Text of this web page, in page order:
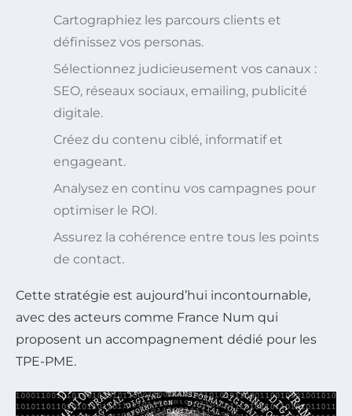
Cartographiez les parcours clients et
définissez vos personas.
Sélectionnez judicieusement vos canaux :
SEO, réseaux sociaux, emailing, publicité
digitale.
Créez du contenu ciblé, informatif et
engageant.
Analysez en continu vos campagnes pour
optimiser le ROI.
Assurez la cohérence entre tous les points
de contact.
Cette stratégie est aujourd’hui incontournable,
avec des acteurs comme France Num qui
proposent un accompagnement dédié pour les
TPE-PME.